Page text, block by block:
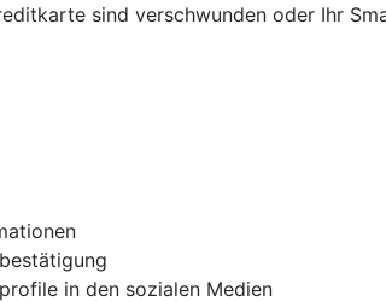
sind verschwunden oder Ihr
in den sozialen Medien